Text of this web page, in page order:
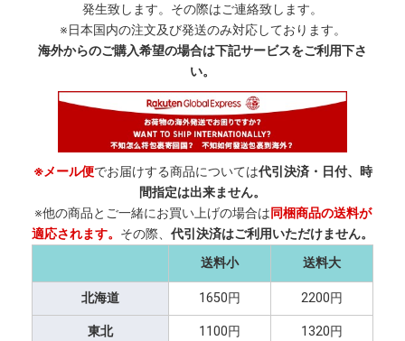
発生致します。その際はご連絡致します。
※日本国内の注文及び発送のみ対応しております。
海外からのご購入希望の場合は下記サービスをご利用下さ
い。
※メール便でお届けする商品については代引決済・日付、時
間指定は出来ません。
※他の商品とご一緒にお買い上げの場合は同梱商品の送料が
適応されます。 その際、 代引決済はご利用いただけません。
送料小
送料大
北海道 1650円 2200円
東北 1100円 1320円